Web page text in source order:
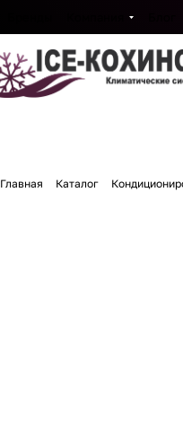
Главная Каталог